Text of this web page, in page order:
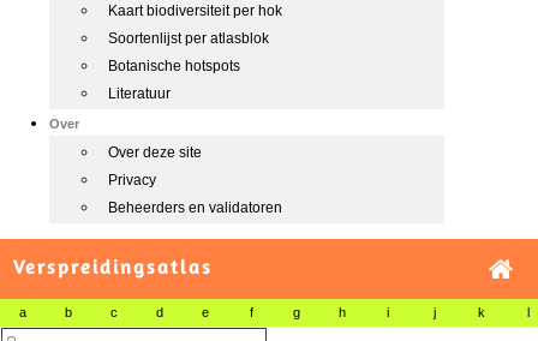
Kaart biodiversiteit per hok
Soortenlijst per atlasblok
Botanische hotspots
Literatuur
Over
Over deze site
Privacy
Beheerders en validatoren
Verspreidingsatlas
a b c d e f g h i j k l